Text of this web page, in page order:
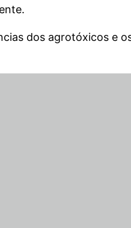
dos agrotóxicos e